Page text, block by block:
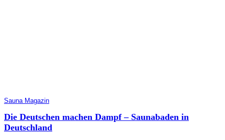
Sauna Magazin
Die Deutschen machen Dampf – Saunabaden in
Deutschland